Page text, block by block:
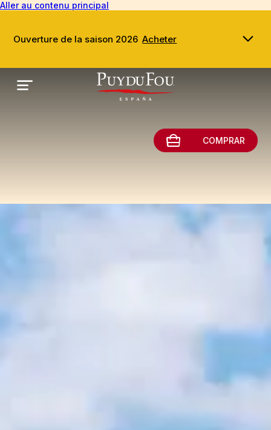
Aller au contenu principal
Ouverture de la saison 2026 Acheter
COMPRAR